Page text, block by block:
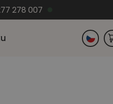
278 007